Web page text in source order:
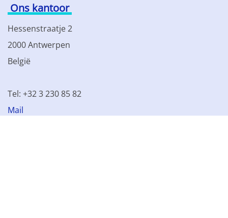
Ons kantoor
Hessenstraatje 2
2000 Antwerpen
België
Tel: +32 3 230 85 82
Mail